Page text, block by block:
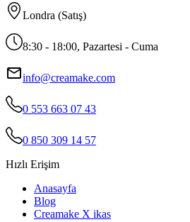
Londra (Satış)
8:30 - 18:00, Pazartesi - Cuma
info@creamake.com
0 553 663 07 43
0 850 309 14 57
Hızlı Erişim
Anasayfa
Blog
Creamake X ikas